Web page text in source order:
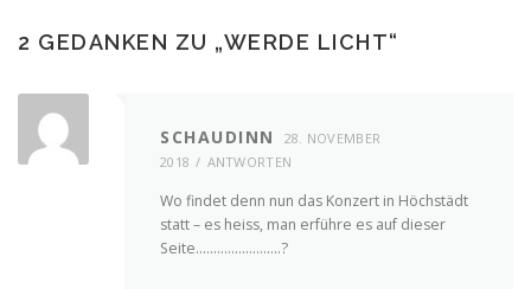
2 GEDANKEN ZU „WERDE LICHT“
SCHAUDINN
28. NOVEMBER
2018
ANTWORTEN
Wo findet denn nun das Konzert in Höchstädt
statt – es heiss, man erführe es auf dieser
Seite……………………?